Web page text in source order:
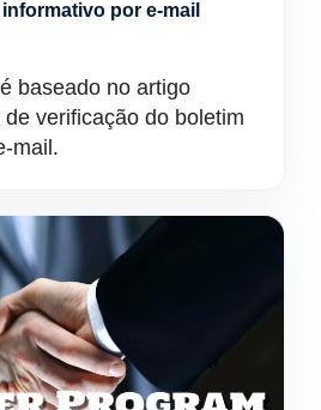
por e-mail
baseado no artigo
verificação do boletim
mail.